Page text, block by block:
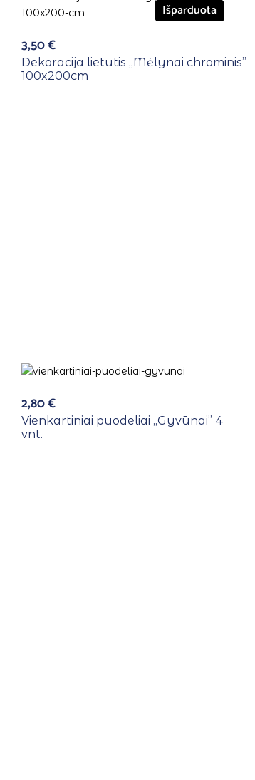
Išparduota
3,50€
Dekoracija lietutis ,,Mėlynai chrominis”
100x200cm
2,80€
Vienkartiniai puodeliai ,,Gyvūnai” 4
vnt.